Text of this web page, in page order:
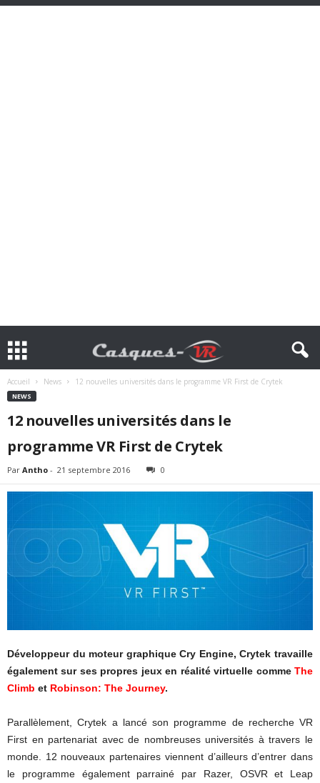
Accueil News 12 nouvelles universités dans le programme VR First de Crytek
NEWS
12 nouvelles universités dans le
programme VR First de Crytek
Par Antho - 21 septembre 2016 0
Développeur du moteur graphique Cry Engine, Crytek travaille
également sur ses propres jeux en réalité virtuelle comme The
Climb et Robinson: The Journey.
Parallèlement, Crytek a lancé son programme de recherche VR
First en partenariat avec de nombreuses universités à travers le
monde. 12 nouveaux partenaires viennent d’ailleurs d’entrer dans
le programme également parrainé par Razer, OSVR et Leap